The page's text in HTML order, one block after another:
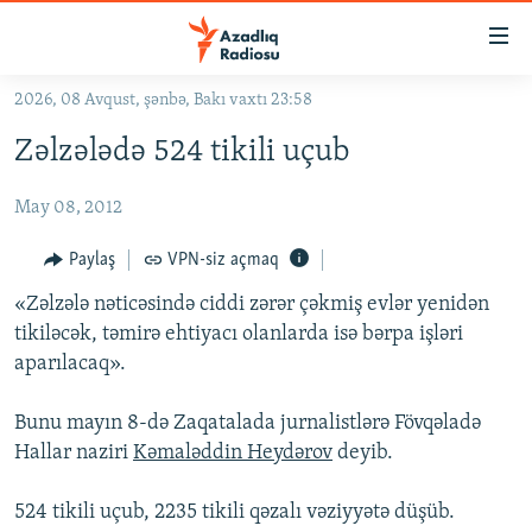
Əsas
qayıt
naviqasiyaya
Axtarışa
keç
KORRUPSIOMETR
#ƏSLINDƏ
FƏRQƏ BAX
QANUNI DOĞRU
ARAŞDIRMA
MULTIMEDIA
FOTOQALEREYA
RADIO ARXIV
OXU ZALI
HAQQIMIZDA
2026, 08 Avqust, şənbə, Bakı vaxtı 23:58
Zəlzələdə 524 tikili uçub
May 08, 2012
Paylaş VPN-siz açmaq
«Zəlzələ nəticəsində ciddi zərər çəkmiş evlər yenidən
tikiləcək, təmirə ehtiyacı olanlarda isə bərpa işləri
aparılacaq».
Bunu mayın 8-də Zaqatalada jurnalistlərə Fövqəladə
Hallar naziri Kəmaləddin Heydərov deyib.
524 tikili uçub, 2235 tikili qəzalı vəziyyətə düşüb.